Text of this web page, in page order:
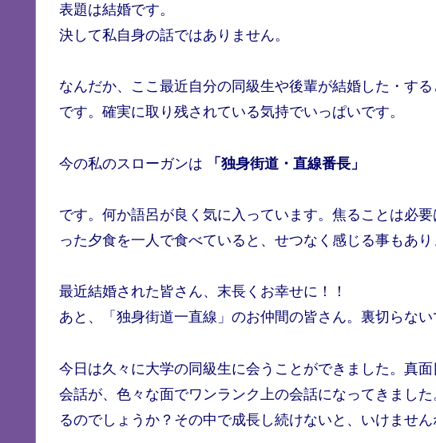
表題は結婚です。
決して私自身の話ではありません。
なんだか、ここ最近自分の同級生や後輩が結婚した・す
です。確実に取り残されている気持でいっぱいです。
今の私のスローガンは 「独身街道・直線番長」
です。何か語呂が良く気に入っています。焦ることは必
った夕食を一人で食べていると、せつなく感じる事もあり
最近結婚された皆さん、末長くお幸せに！！
あと、「独身街道一直線」のお仲間の皆さん。裏切らない
今日は久々に大学の同級生に会うことができました。真
会話が、色々な面でワンランク上の会話になってきまし
るのでしょうか？その中で成長し続けないと、いけません